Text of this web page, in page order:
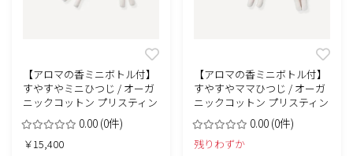
【アロマの香ミニボトル付】
すやすやミニひつじ / オーガ
ニックコットン プリスティン
0.00 (0件)
￥15,400
【アロマの香ミニボトル付】
すやすやママひつじ / オーガ
ニックコットン プリスティン
0.00 (0件)
残りわずか